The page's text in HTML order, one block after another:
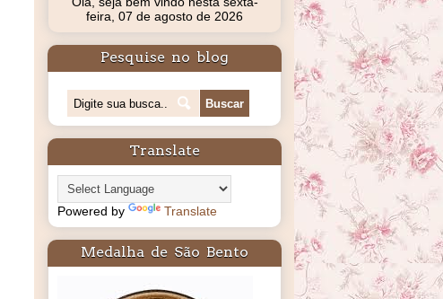
feira, 07 de agosto de 2026
Pesquise no blog
Translate
Powered by Translate
Medalha de São Bento